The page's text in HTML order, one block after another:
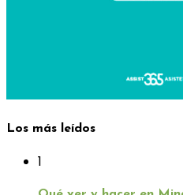
Los más leídos
1